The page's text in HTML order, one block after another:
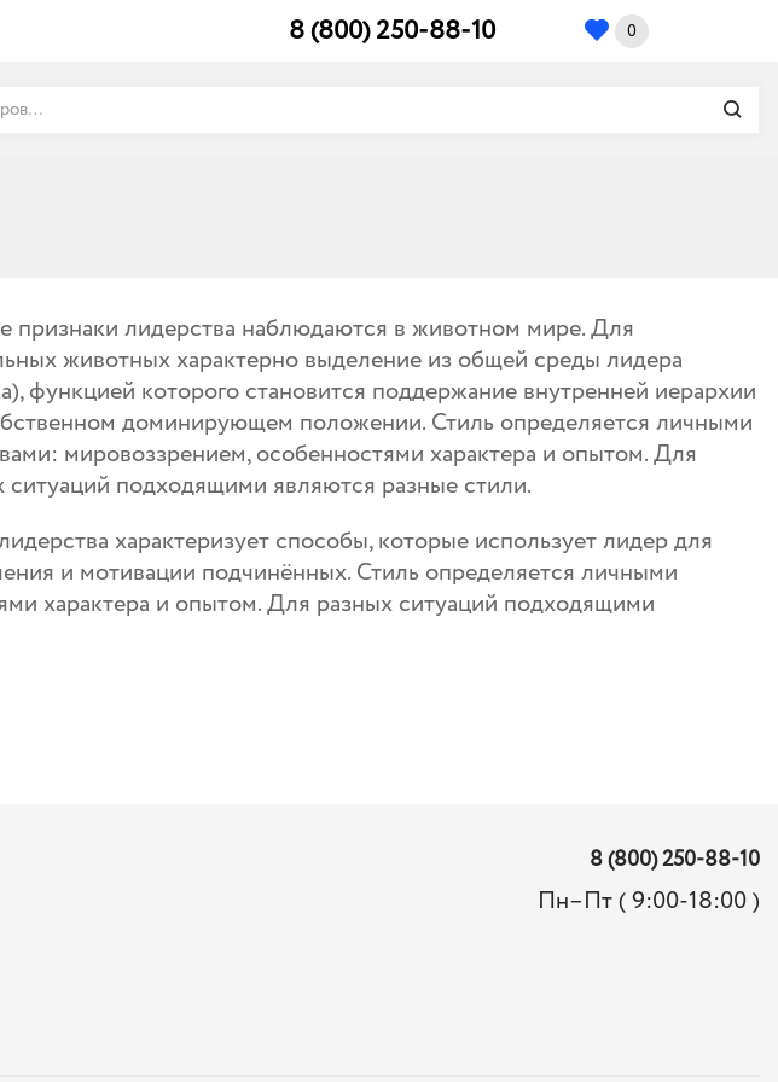
8 (800) 250-88-10 0
признаки лидерства наблюдаются в животном мире. Для
животных характерно выделение из общей среды лидера
функцией которого становится поддержание внутренней иерархии
доминирующем положении. Стиль определяется личными
мировоззрением, особенностями характера и опытом. Для
ситуаций подходящими являются разные стили.
характеризует способы, которые использует лидер для
и мотивации подчинённых. Стиль определяется личными
характера и опытом. Для разных ситуаций подходящими
8 (800) 250-88-10
Пн–Пт ( 9:00-18:00 )